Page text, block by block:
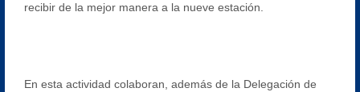
recibir de la mejor manera a la nueve estación.
En esta actividad colaboran, además de la Delegación de